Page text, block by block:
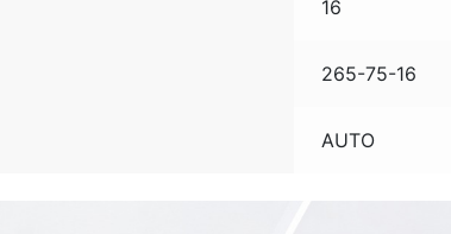
16
265-75-16
AUTO